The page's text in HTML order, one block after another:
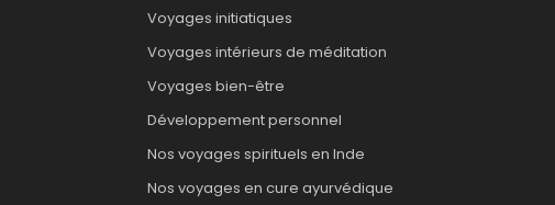
Voyages initiatiques
Voyages intérieurs de méditation
Voyages bien-être
Développement personnel
Nos voyages spirituels en Inde
Nos voyages en cure ayurvédique